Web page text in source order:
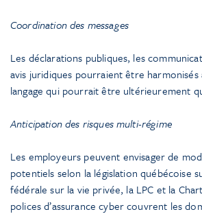
Coordination des messages
Les déclarations publiques, les
avis juridiques pourraient être harmonisés
langage qui pourrait être ultérieurement
Anticipation des risques multi-régime
Les employeurs peuvent envisager de
potentiels selon la législation québécoise
fédérale sur la vie privée, la LPC et la
polices d’assurance cyber couvrent les